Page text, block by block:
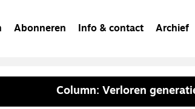
Abonneren Info & contact Archief
Column: Verloren